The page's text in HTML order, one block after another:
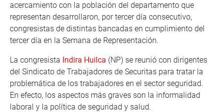
acercamiento con la población del departamento que
representan desarrollaron, por tercer día consecutivo,
congresistas de distintas bancadas en cumplimiento del
tercer día en la Semana de Representación.
La congresista
(NP) se reunió con dirigentes
del Sindicato de Trabajadores de Securitas para tratar la
problemática de los trabajadores en el sector seguridad.
En efecto, los aspectos más graves son la informalidad
laboral y la política de seguridad y salud.